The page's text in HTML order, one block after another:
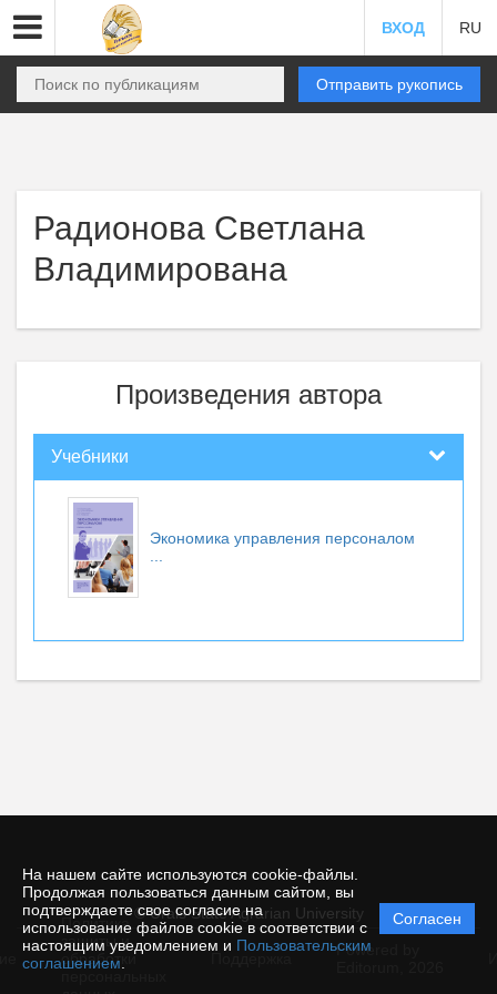
На нашем сайте используются cookie-файлы.
Продолжая пользоваться данным сайтом, вы
подтверждаете свое согласие на
использование файлов cookie в соответствии с
настоящим уведомлением и Пользовательским
соглашением
Согласен
ВХОД RU
Отправить рукопись
Радионова Светлана
Владимирована
Произведения автора
Учебники
Экономика управления персоналом
© Urals State Agrarian University
Политика
защиты и
обработки
Powered by